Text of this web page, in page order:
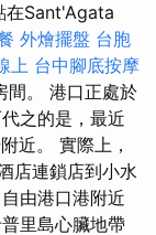
在Sant'Agata
外燴擺盤 台胞
上 台中腳底按摩
間。 港口正處於
之的是，最近
近。 實際上，
店連鎖店到小水
由港口港附近
里島心臟地帶